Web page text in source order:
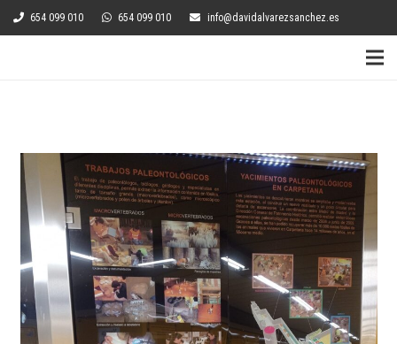
654 099 010 654 099 010 info@davidalvarezsanchez.es